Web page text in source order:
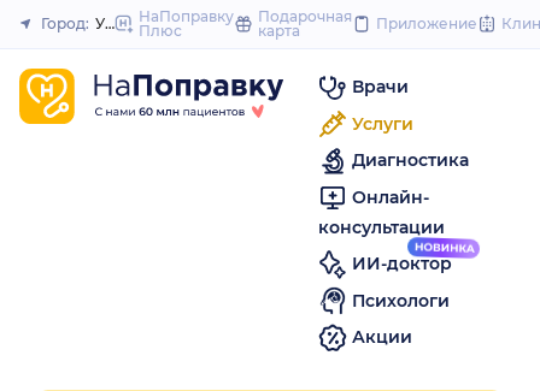
to
Закрыть
Город: УльяновскНаПоправку
Плюс
Подарочная
карта
Приложение
Врачи
Услуги
Диагностика
Онлайн-
консультации
ИИ-доктор
Психологи
Акции